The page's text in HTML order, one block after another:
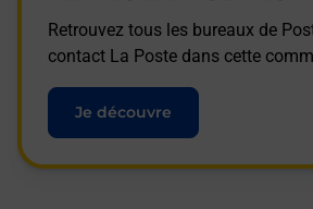
Retrouvez tous les bureaux de
contact La Poste dans cette
Je découvre